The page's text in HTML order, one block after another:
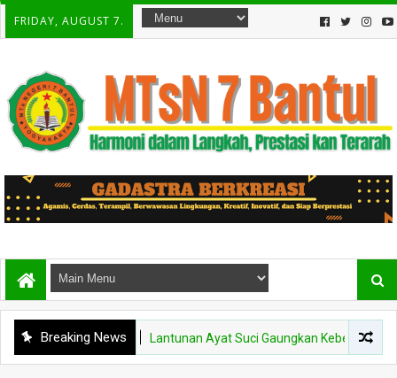
FRIDAY, AUGUST 7.
Breaking News
BERITA Lantunan Ayat Suci Gaungkan Keberkahan,